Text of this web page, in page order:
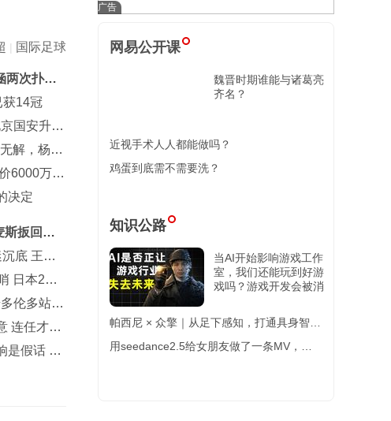
| 国际足球
两次扑
获14冠
国安升到
解，杨舒
6000万欧
决定
斯扳回一
底 王楚
日本2主
伦多站第
连任才是
是假话 誓
网易公开课
魏晋时期谁能与诸葛亮
齐名？
近视手术人人都能做吗？
鸡蛋到底需不需要洗？
知识公路
当AI开始影响游戏工作
室，我们还能玩到好游
戏吗？游戏开发会被消
帕西尼 × 众擎｜从足下感知，打通具身智能
全身触觉感知终极闭环
用seedance2.5给女朋友做了一条MV，被